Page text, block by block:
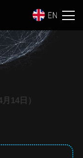
14日）